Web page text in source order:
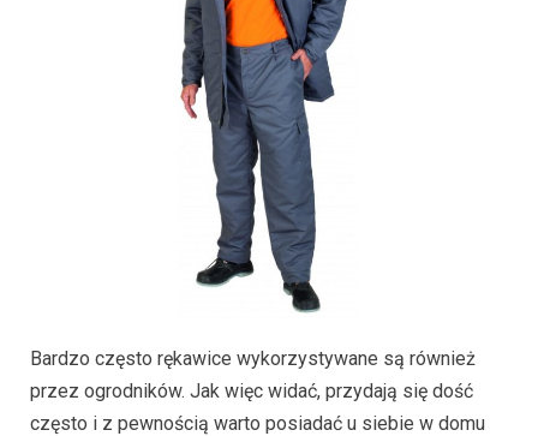
Bardzo często rękawice wykorzystywane są również
przez ogrodników. Jak więc widać, przydają się dość
często i z pewnością warto posiadać u siebie w domu